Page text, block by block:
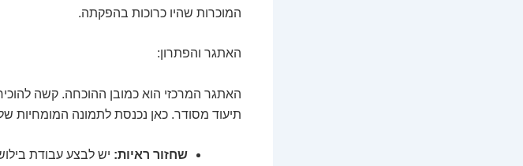
המוכרות שהיו כרוכות בהפקתה.
האתגר והפתרון:
האתגר המרכזי הוא כמובן ההוכחה. קשה
תיעוד מסודר. כאן נכנסת לתמונה המומחיות
שחזור ראיות: יש לבצע עבודת